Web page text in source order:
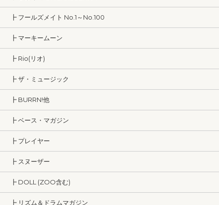
┣ フールズメイト No.1～No.100
┣ マーキームーン
┣ Rio(リオ)
┣ ザ・ミュージック
┣ BURRN!他
┣ ベース・マガジン
┣ プレイヤー
┣ スヌーザー
┣ DOLL (ZOO含む)
┣ リズム＆ドラムマガジン